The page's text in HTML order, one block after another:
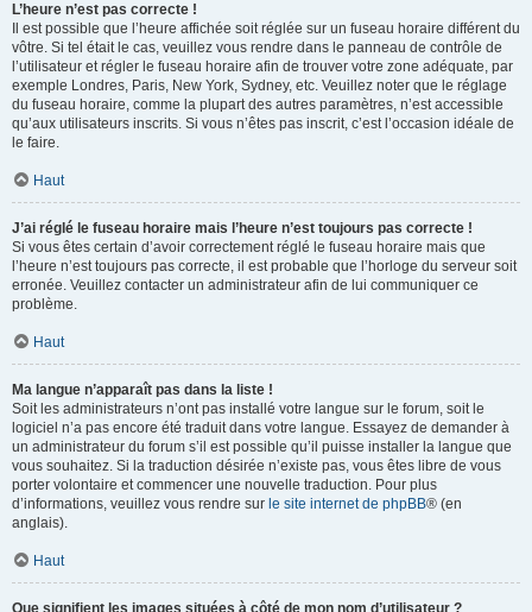
L’heure n’est pas correcte !
Il est possible que l’heure affichée soit réglée sur un fuseau horaire différent du
vôtre. Si tel était le cas, veuillez vous rendre dans le panneau de contrôle de
l’utilisateur et régler le fuseau horaire afin de trouver votre zone adéquate, par
exemple Londres, Paris, New York, Sydney, etc. Veuillez noter que le réglage
du fuseau horaire, comme la plupart des autres paramètres, n’est accessible
qu’aux utilisateurs inscrits. Si vous n’êtes pas inscrit, c’est l’occasion idéale de
le faire.
Haut
J’ai réglé le fuseau horaire mais l’heure n’est toujours pas correcte !
Si vous êtes certain d’avoir correctement réglé le fuseau horaire mais que
l’heure n’est toujours pas correcte, il est probable que l’horloge du serveur soit
erronée. Veuillez contacter un administrateur afin de lui communiquer ce
problème.
Haut
Ma langue n’apparaît pas dans la liste !
Soit les administrateurs n’ont pas installé votre langue sur le forum, soit le
logiciel n’a pas encore été traduit dans votre langue. Essayez de demander à
un administrateur du forum s’il est possible qu’il puisse installer la langue que
vous souhaitez. Si la traduction désirée n’existe pas, vous êtes libre de vous
porter volontaire et commencer une nouvelle traduction. Pour plus
d’informations, veuillez vous rendre sur le site internet de phpBB® (en
anglais).
Haut
Que signifient les images situées à côté de mon nom d’utilisateur ?